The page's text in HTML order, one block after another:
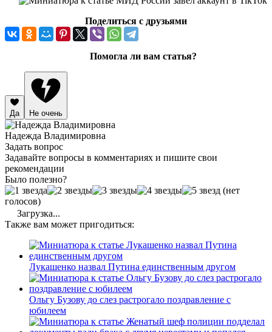
Поделиться с друзьями
Помогла ли вам статья?
Да Не очень
Надежда Владимировна
Задать вопрос
Задавайте вопросы в комментариях и пишите свои
рекомендации
Было полезно?
(нет
голосов)
Загрузка...
Также вам может пригодиться:
Лукашенко назвал Путина единственным другом
Ольгу Бузову до слез растрогало поздравление с
юбилеем